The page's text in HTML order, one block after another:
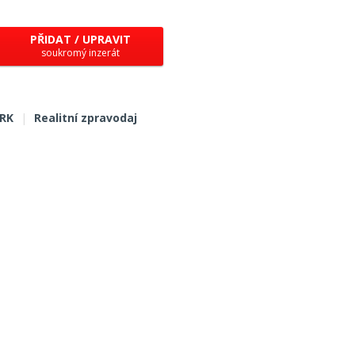
PŘIDAT / UPRAVIT
soukromý inzerát
| Realitní zpravodaj